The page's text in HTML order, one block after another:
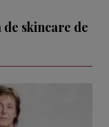
de skincare de